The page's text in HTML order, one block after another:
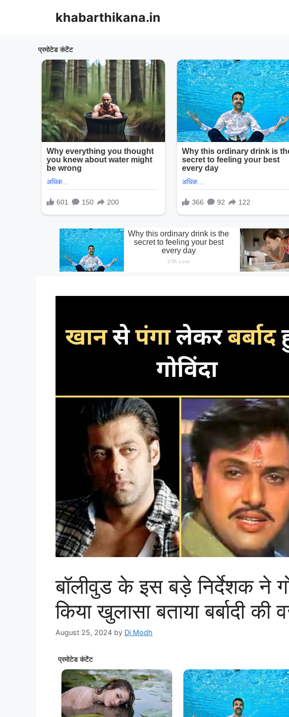
khabarthikana.in
बॉलीवुड के इस बड़े निर्देशक ने
किया खुलासा बताया बर्बादी की
August 25, 2024 by Di Modh